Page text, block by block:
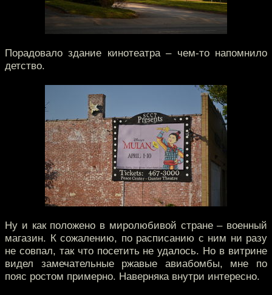
Порадовало здание кинотеатра – чем-то напомнило
детство.
Ну и как положено в миролюбивой стране – военный
магазин. К сожалению, по расписанию с ним ни разу
не совпал, так что посетить не удалось. Но в витрине
видел замечательные ржавые авиабомбы, мне по
пояс ростом примерно. Наверняка внутри интересно.